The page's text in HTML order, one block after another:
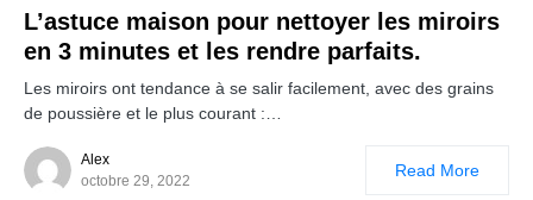
L’astuce maison pour nettoyer les miroirs
en 3 minutes et les rendre parfaits.
Les miroirs ont tendance à se salir facilement, avec des grains
de poussière et le plus courant :…
Alex
octobre 29, 2022
Read More